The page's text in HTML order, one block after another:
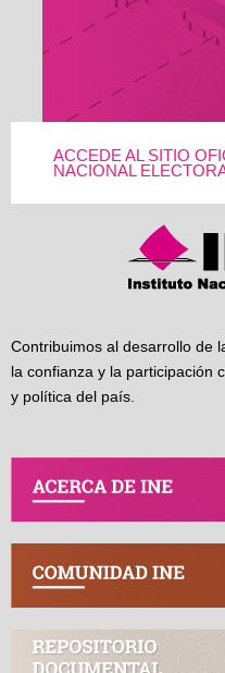
ACCEDE AL SITIO
NACIONAL
Contribuimos al desarrollo de
la confianza y la participación
y política del país.